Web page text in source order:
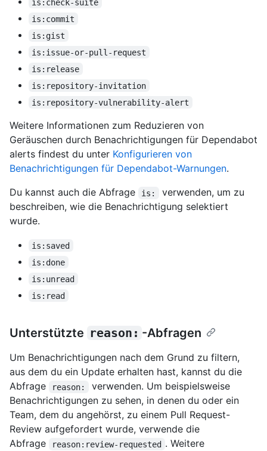
is:check-suite
is:commit
is:gist
is:issue-or-pull-request
is:release
is:repository-invitation
is:repository-vulnerability-alert
Weitere Informationen zum Reduzieren von
Geräuschen durch Benachrichtigungen für Dependabot
alerts findest du unter Konfigurieren von
Benachrichtigungen für Dependabot-Warnungen.
Du kannst auch die Abfrage
is:
verwenden, um zu
beschreiben, wie die Benachrichtigung selektiert
wurde.
is:saved
is:done
is:unread
is:read
Unterstützte reason: -Abfragen
Um Benachrichtigungen nach dem Grund zu filtern,
aus dem du ein Update erhalten hast, kannst du die
Abfrage
reason:
verwenden. Um beispielsweise
Benachrichtigungen zu sehen, in denen du oder ein
Team, dem du angehörst, zu einem Pull Request-
Review aufgefordert wurde, verwende die
Abfrage
reason:review-requested . Weitere